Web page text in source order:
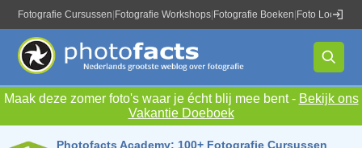
Fotografie Cursussen Fotografie Workshops Fotografie Boeken Foto Locaties
Maak deze zomer foto's waar je écht blij mee bent - Bekijk ons
Vakantie Doeboek
Photofacts Academy; 100+ Fotografie Cursussen